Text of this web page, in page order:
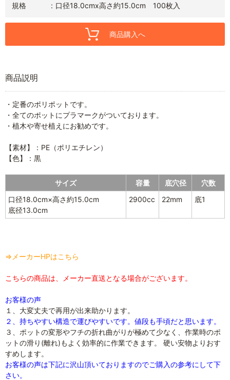
規格
口径18.0cmx高さ約15.0cm 100枚入
商品購入へ
商品説明
・定番のポリポットです。
・全てのポットにプラマークがついております。
・植木や寄せ植えにお勧めです。
【素材】：PE（ポリエチレン）
【色】：黒
サイズ 容量 底穴径
穴数
口径18.0cm×高さ約15.0cm
底径13.0cm
2900cc 22mm 底1
⇒メーカーHPはこちら
こちらの商品は、メーカー直送となる場合がございます。
お客様の声
１、大変丈夫で再用が出来助かります。
２、持ちやすい構造で運びやすいです。値段も手頃だと思います。
３、ポットの変形やフチの折れ曲がりが極めて少なく、作業時のポ
ットの滑り(離れ)もよく効率的に作業できます。 硬い安物よりおす
すめします。
お客様の声は下記に沢山頂いておりますのでご購入の参考にして下
さい。